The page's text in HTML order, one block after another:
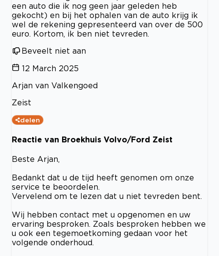
een auto die ik nog geen jaar geleden heb
gekocht) en bij het ophalen van de auto krijg ik
wel de rekening gepresenteerd van over de 500
euro. Kortom, ik ben niet tevreden.
Beveelt niet aan
12 March 2025
Arjan van Valkengoed
Zeist
delen
Reactie van Broekhuis Volvo/Ford Zeist
Beste Arjan,
Bedankt dat u de tijd heeft genomen om onze
service te beoordelen.
Vervelend om te lezen dat u niet tevreden bent.
Wij hebben contact met u opgenomen en uw
ervaring besproken. Zoals besproken hebben we
u ook een tegemoetkoming gedaan voor het
volgende onderhoud.